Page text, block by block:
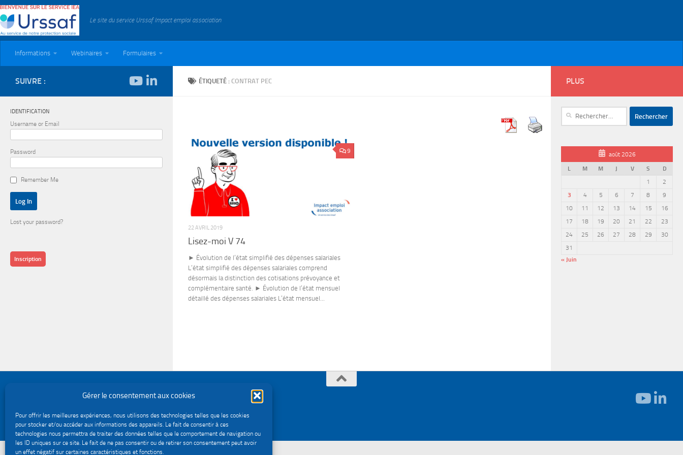
Gérer le consentement aux cookies
Pour offrir les meilleures expériences, nous utilisons des technologies telles que les cookies
pour stocker et/ou accéder aux informations des appareils. Le fait de consentir à ces
technologies nous permettra de traiter des données telles que le comportement de navigation ou
les ID uniques sur ce site. Le fait de ne pas consentir ou de retirer son consentement peut avoir
un effet négatif sur certaines caractéristiques et fonctions.
Skip to content
Le site du service Urssaf Impact emploi association
Informations Webinaires Formulaires
ÉTIQUETÉ : CONTRAT PEC
9
22 AVRIL 2019
Lisez-moi V 74
► Évolution de l’état simplifié des dépenses salariales
L’état simplifié des dépenses salariales comprend
désormais la distinction des cotisations prévoyance et
complémentaire santé. ► Évolution de l’état mensuel
détaillé des dépenses salariales L’état mensuel...
SUIVRE :
IDENTIFICATION
Username or Email
Password
Remember Me
Lost your password?
Inscription
PLUS
août 2026
L
M M J V S
D
1
2
3
4 5 6 7 8
9
10
11 12 13 14 15
16
17
18 19 20 21 22
23
24
25 26 27 28 29
30
31
« Juin
Fièrement propulsé par - Conçu par Thème Hueman